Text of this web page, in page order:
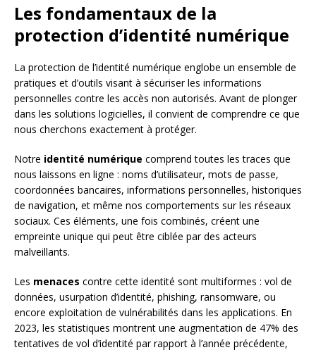
Les fondamentaux de la
protection d’identité numérique
La protection de l’identité numérique englobe un ensemble de
pratiques et d’outils visant à sécuriser les informations
personnelles contre les accès non autorisés. Avant de plonger
dans les solutions logicielles, il convient de comprendre ce que
nous cherchons exactement à protéger.
Notre identité numérique comprend toutes les traces que
nous laissons en ligne : noms d’utilisateur, mots de passe,
coordonnées bancaires, informations personnelles, historiques
de navigation, et même nos comportements sur les réseaux
sociaux. Ces éléments, une fois combinés, créent une
empreinte unique qui peut être ciblée par des acteurs
malveillants.
Les menaces contre cette identité sont multiformes : vol de
données, usurpation d’identité, phishing, ransomware, ou
encore exploitation de vulnérabilités dans les applications. En
2023, les statistiques montrent une augmentation de 47% des
tentatives de vol d’identité par rapport à l’année précédente,